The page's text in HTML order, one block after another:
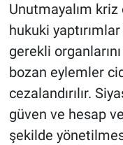
Unutmayalım
hukuki
gerekli
bozan eylemler
cezalandırılır.
güven ve hesap
şekilde